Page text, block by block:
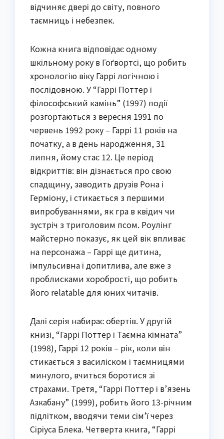
відчиняє двері до світу, повного
таємниць і небезпек.
Кожна книга відповідає одному
шкільному року в Гоґвортсі, що робить
хронологію віку Гаррі логічною і
послідовною. У “Гаррі Поттер і
філософський камінь” (1997) події
розгортаються з вересня 1991 по
червень 1992 року – Гаррі 11 років на
початку, а в день народження, 31
липня, йому стає 12. Це період
відкриттів: він дізнається про свою
спадщину, заводить друзів Рона і
Герміону, і стикається з першими
випробуваннями, як гра в квідич чи
зустріч з триголовим псом. Роулінг
майстерно показує, як цей вік впливає
на персонажа – Гаррі ще дитина,
імпульсивна і допитлива, але вже з
проблисками хоробрості, що робить
його relatable для юних читачів.
Далі серія набирає обертів. У другій
книзі, “Гаррі Поттер і Таємна кімната”
(1998), Гаррі 12 років – рік, коли він
стикається з василіском і таємницями
минулого, вчиться боротися зі
страхами. Третя, “Гаррі Поттер і в’язень
Азкабану” (1999), робить його 13-річним
підлітком, вводячи теми сім’ї через
Сіріуса Блека. Четверта книга, “Гаррі